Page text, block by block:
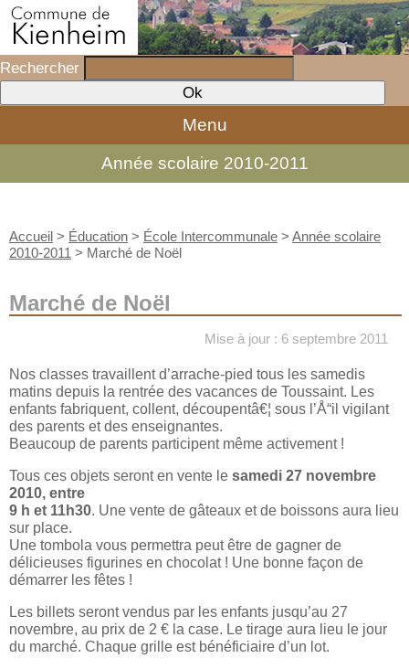
Rechercher
Menu
Année scolaire 2010-2011
Accueil > Éducation > École Intercommunale > Année scolaire
2010-2011 > Marché de Noël
Marché de Noël
Mise à jour : 6 septembre 2011
Nos classes travaillent d’arrache-pied tous les samedis
matins depuis la rentrée des vacances de Toussaint. Les
enfants fabriquent, collent, découpentâ€¦ sous l’Å“il vigilant
des parents et des enseignantes.
Beaucoup de parents participent même activement !
Tous ces objets seront en vente le samedi 27 novembre
2010, entre
9 h et 11h30. Une vente de gâteaux et de boissons aura lieu
sur place.
Une tombola vous permettra peut être de gagner de
délicieuses figurines en chocolat ! Une bonne façon de
démarrer les fêtes !
Les billets seront vendus par les enfants jusqu’au 27
novembre, au prix de 2 € la case. Le tirage aura lieu le jour
du marché. Chaque grille est bénéficiaire d’un lot.